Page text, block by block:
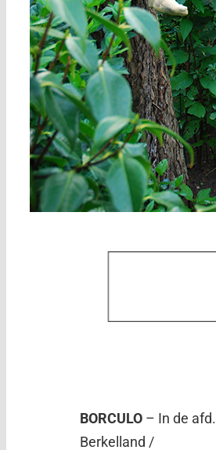
BORCULO – In de afd.
Berkelland /